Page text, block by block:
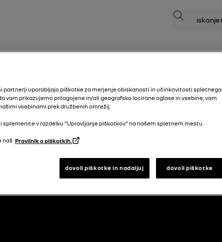
Iskanje
partnerji uporabljajo piškotke za merjenje obiskanosti in učinkovitosti spletnega
vam prikazujemo prilagojene in/ali geografsko locirane oglase in vsebine, vam
vsebinami prek družbenih omrežij.
spremenite v razdelku “Upravljanje piškotkov” na našem spletnem mestu.
naš Pravilnik o piškotkih.
dovoli piškotke in nadaljuj dovoli piškotke